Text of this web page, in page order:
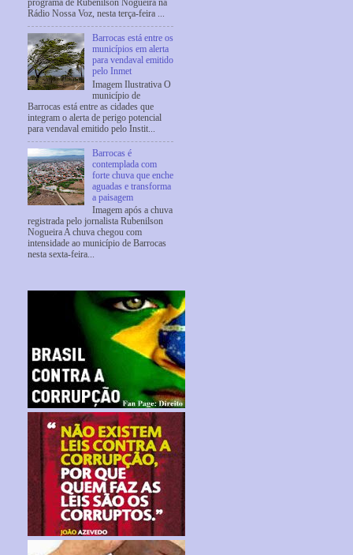
programa de Rubenilson Nogueira na
Rádio Nossa Voz, nesta terça-feira ...
Barrocas está entre os
municípios em alerta
para vendaval emitido
pelo Inmet
Imagem Ilustrativa O
município de
Barrocas está entre as cidades que
integram o alerta de perigo potencial
para vendaval emitido pelo Instit...
Barrocas é
contemplada com
forte chuva que enche
aguadas e transforma
a paisagem
Imagem após a chuva
registrada pelo jornalista Rubenilson
Nogueira A chuva chegou com
intensidade ao município de Barrocas
nesta sexta-feira...